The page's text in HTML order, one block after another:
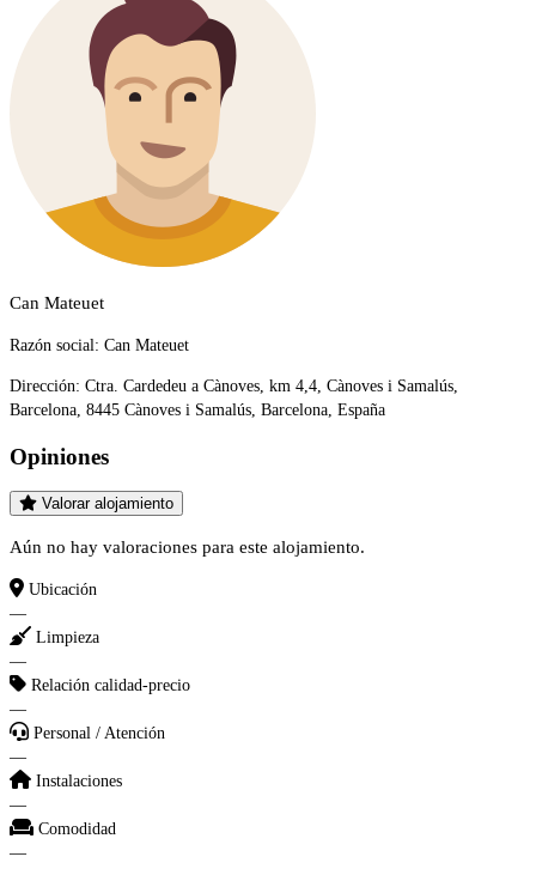
Can Mateuet
Razón social: Can Mateuet
Dirección: Ctra. Cardedeu a Cànoves, km 4,4, Cànoves i Samalús,
Barcelona, 8445 Cànoves i Samalús, Barcelona, España
Opiniones
Valorar alojamiento
Aún no hay valoraciones para este alojamiento.
Ubicación
—
Limpieza
—
Relación calidad-precio
—
Personal / Atención
—
Instalaciones
—
Comodidad
—